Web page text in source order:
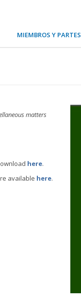
MIEMBROS Y PARTES
matters
here.
available here.